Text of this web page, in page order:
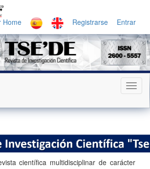
Home Registrarse Entrar
científica multidisciplinar de carácter